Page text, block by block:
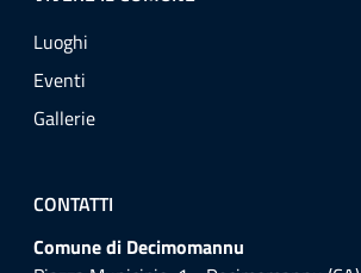
Luoghi
Eventi
Gallerie
CONTATTI
Comune di Decimomannu